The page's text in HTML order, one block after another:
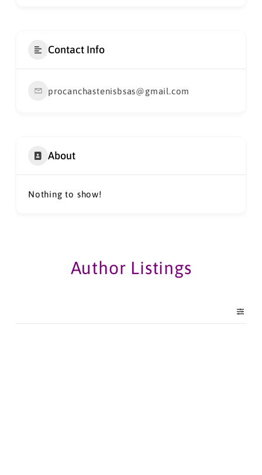
Contact Info
procanchastenisbsas@gmail.com
About
Nothing to show!
Author Listings